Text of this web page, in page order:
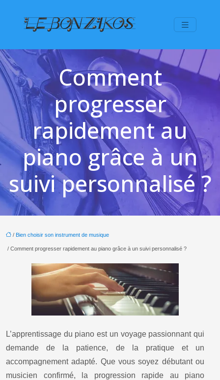
Comment
progresser
rapidement au
piano grâce à un
suivi personnalisé ?
/ Bien choisir son instrument de musique
/ Comment progresser rapidement au piano grâce à un suivi personnalisé ?
L’apprentissage du piano est un voyage passionnant qui
demande de la patience, de la pratique et un
accompagnement adapté. Que vous soyez débutant ou
musicien confirmé, la progression rapide au piano